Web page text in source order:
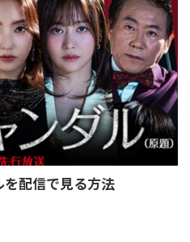
配信で見る方法